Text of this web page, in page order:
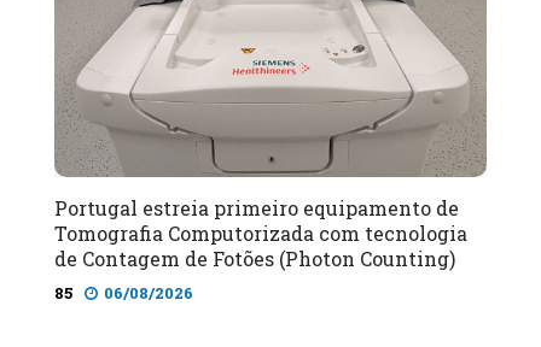
Portugal estreia primeiro equipamento de
Tomografia Computorizada com tecnologia
de Contagem de Fotões (Photon Counting)
85 06/08/2026